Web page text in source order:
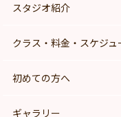
スタジオ紹介
クラス・料金・スケジュ
初めての方へ
ギャラリー